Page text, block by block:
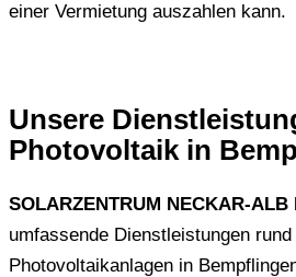
einer Vermietung auszahlen kann.
Unsere
Photovoltaik in
SOLARZENTRUM NECKAR-ALB
umfassende Dienstleistungen rund
Photovoltaikanlagen in